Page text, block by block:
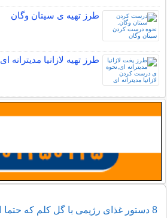
طرز تهیه ی سیتان وگان
طرز تهیه لازانیا مدیترانه ای
8 دستور غذای رژیمی با گل کلم که حتما امتحان کنید